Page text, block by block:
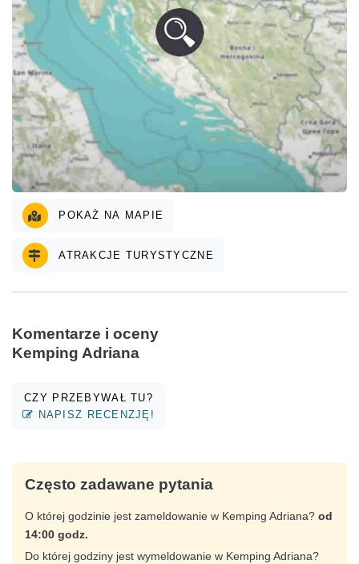
POKAŻ NA MAPIE
ATRAKCJE TURYSTYCZNE
Komentarze i oceny
Kemping Adriana
CZY PRZEBYWAŁ TU?
NAPISZ RECENZJĘ!
Często zadawane pytania
O której godzinie jest zameldowanie w Kemping Adriana? od
14:00 godz.
Do której godziny jest wymeldowanie w Kemping Adriana?